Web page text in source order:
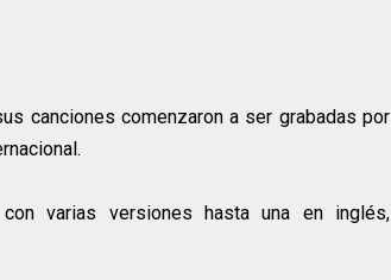
canciones comenzaron a ser grabadas por
varias versiones hasta una en inglés,